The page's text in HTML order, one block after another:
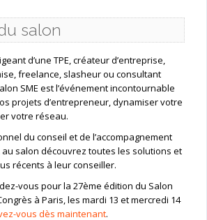
salon
d’une TPE, créateur d’entreprise,
freelance, slasheur ou consultant
SME est l’événement incontournable
projets d’entrepreneur, dynamiser votre
votre réseau.
du conseil et de l’accompagnement
salon découvrez toutes les solutions et
récents à leur conseiller.
vous pour la 27ème édition du Salon
à Paris, les mardi 13 et mercredi 14
vous dès maintenant.